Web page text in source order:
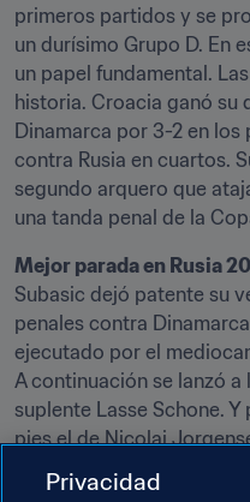
primeros partidos y se
un durísimo Grupo D. En
un papel fundamental.
historia. Croacia ganó
Dinamarca por 3-2 en
contra Rusia en cuartos.
segundo arquero que
una tanda penal de la
Mejor parada en Rusia
Subasic dejó patente su
penales contra
ejecutado por el
A continuación se lanzó a
suplente Lasse Schone.
pies el de Nicolai
Subasic se lesionó en la
Privacidad